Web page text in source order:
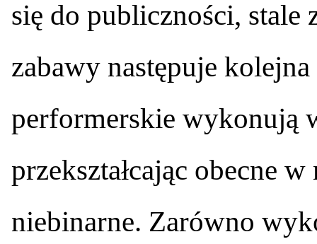
się do publiczności, stale
zabawy następuje
performerskie wykonują
przekształcając obecne
niebinarne. Zarówno